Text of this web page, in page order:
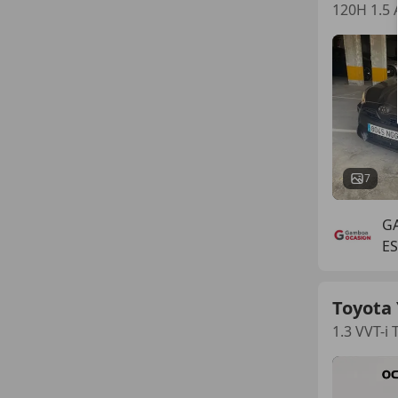
120H 1.5
7
Toyota
1.3 VVT-i